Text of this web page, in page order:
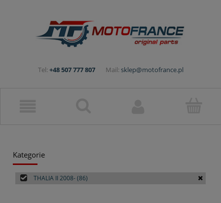
Tel: +48 507 777 807 Mail: sklep@motofrance.pl
Kategorie
THALIA II 2008-(86)